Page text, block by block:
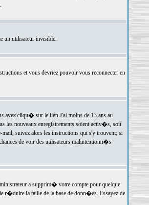
un utilisateur invisible.
et vous devriez pouvoir vous reconnecter en
avez cliqu� sur le lien J'ai moins de 13 ansau
les nouveaux enregistrements soient activ�s, soit
suivez alors les instructions qui s'y trouvent; si
de voir des utilisateurs malintentionn�s
a supprim� votre compte pour quelque
r�duire la taille de la base de donn�es. Essayez de